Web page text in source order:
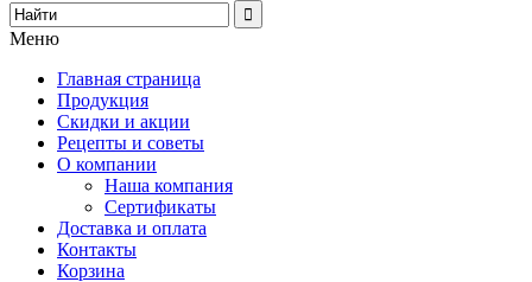
Меню
Главная страница
Продукция
Скидки и акции
Рецепты и советы
О компании
Наша компания
Сертификаты
Доставка и оплата
Контакты
Корзина